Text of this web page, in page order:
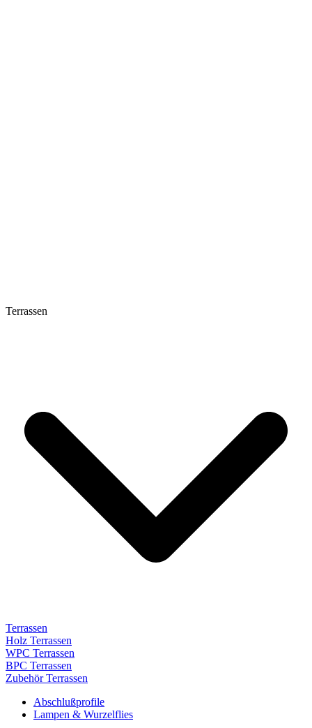
Terrassen
Terrassen
Holz Terrassen
WPC Terrassen
BPC Terrassen
Zubehör Terrassen
Abschlußprofile
Lampen & Wurzelflies